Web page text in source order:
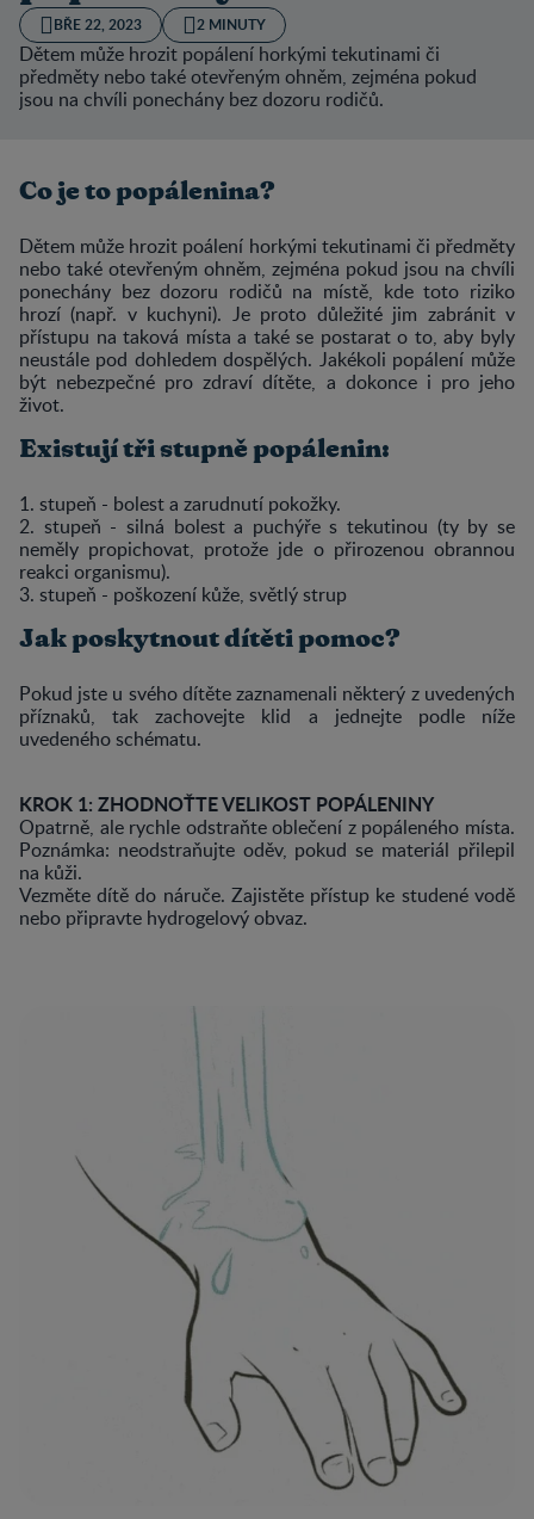
BŘE 22, 2023 2 MINUTY
Dětem může hrozit popálení horkými tekutinami či
předměty nebo také otevřeným ohněm, zejména pokud
jsou na chvíli ponechány bez dozoru rodičů.
Co je to popálenina?
Dětem může hrozit poálení horkými tekutinami či předměty
nebo také otevřeným ohněm, zejména pokud jsou na chvíli
ponechány bez dozoru rodičů na místě, kde toto riziko
hrozí (např. v kuchyni). Je proto důležité jim zabránit v
přístupu na taková místa a také se postarat o to, aby byly
neustále pod dohledem dospělých. Jakékoli popálení může
být nebezpečné pro zdraví dítěte, a dokonce i pro jeho
život.
Existují tři stupně popálenin:
1. stupeň - bolest a zarudnutí pokožky.
2. stupeň - silná bolest a puchýře s tekutinou (ty by se
neměly propichovat, protože jde o přirozenou obrannou
reakci organismu).
3. stupeň - poškození kůže, světlý strup
Jak poskytnout dítěti pomoc?
Pokud jste u svého dítěte zaznamenali některý z uvedených
příznaků, tak zachovejte klid a jednejte podle níže
uvedeného schématu.
KROK 1: ZHODNOŤTE VELIKOST POPÁLENINY
Opatrně, ale rychle odstraňte oblečení z popáleného místa.
Poznámka: neodstraňujte oděv, pokud se materiál přilepil
na kůži.
Vezměte dítě do náruče. Zajistěte přístup ke studené vodě
nebo připravte hydrogelový obvaz.